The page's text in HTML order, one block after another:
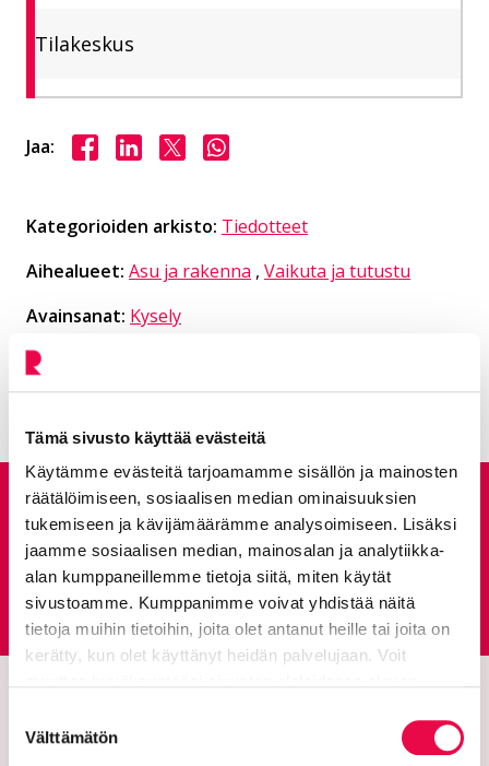
Tämä sivusto käyttää evästeitä
Käytämme evästeitä tarjoamamme sisällön ja mainosten
räätälöimiseen, sosiaalisen median ominaisuuksien
tukemiseen ja kävijämäärämme analysoimiseen. Lisäksi
jaamme sosiaalisen median, mainosalan ja analytiikka-
alan kumppaneillemme tietoja siitä, miten käytät
sivustoamme. Kumppanimme voivat yhdistää näitä
tietoja muihin tietoihin, joita olet antanut heille tai joita on
kerätty, kun olet käyttänyt heidän palvelujaan. Voit
valinta
Välttämätön
Tilakeskus
Jaa: Jaa Facebookissa
Jaa LinkedInissä
Jaa X:ssäJaa WhasAppissa
Kategorioiden arkisto: Tiedotteet
Aihealueet: Asu ja rakenna , Vaikuta ja tutustu
Avainsanat: Kysely
Kaikki artikkelit:
Anna palautetta
Palautepalvelu
Siirtyy ulkoiselle